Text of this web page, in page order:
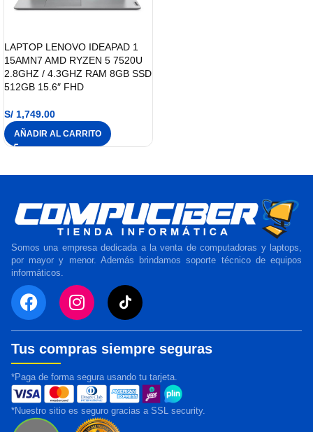
LAPTOP LENOVO IDEAPAD 1
15AMN7 AMD RYZEN 5 7520U
2.8GHZ / 4.3GHZ RAM 8GB SSD
512GB 15.6″ FHD
S/ 1,749.00
AÑADIR AL CARRITO
Somos una empresa dedicada a la venta de computadoras y laptops,
por mayor y menor. Además brindamos soporte técnico de equipos
informáticos.
Tus compras siempre seguras
*Paga de forma segura usando tu tarjeta.
*Nuestro sitio es seguro gracias a SSL security.